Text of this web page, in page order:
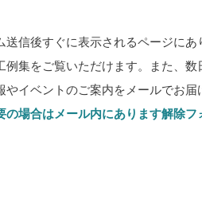
送信後すぐに表示されるページにあ
例集をご覧いただけます。また、
やイベントのご案内をメールでお届
の場合はメール内にあります解除フ